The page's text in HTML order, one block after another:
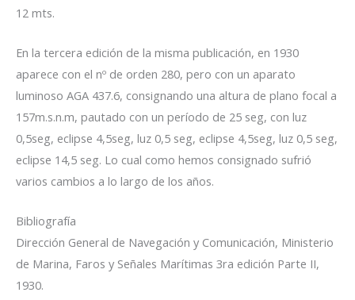
12 mts.
En la tercera edición de la misma publicación, en 1930
aparece con el nº de orden 280, pero con un aparato
luminoso AGA 437.6, consignando una altura de plano focal a
157m.s.n.m, pautado con un período de 25 seg, con luz
0,5seg, eclipse 4,5seg, luz 0,5 seg, eclipse 4,5seg, luz 0,5 seg,
eclipse 14,5 seg. Lo cual como hemos consignado sufrió
varios cambios a lo largo de los años.
Bibliografía
Dirección General de Navegación y Comunicación, Ministerio
de Marina, Faros y Señales Marítimas 3ra edición Parte II,
1930.